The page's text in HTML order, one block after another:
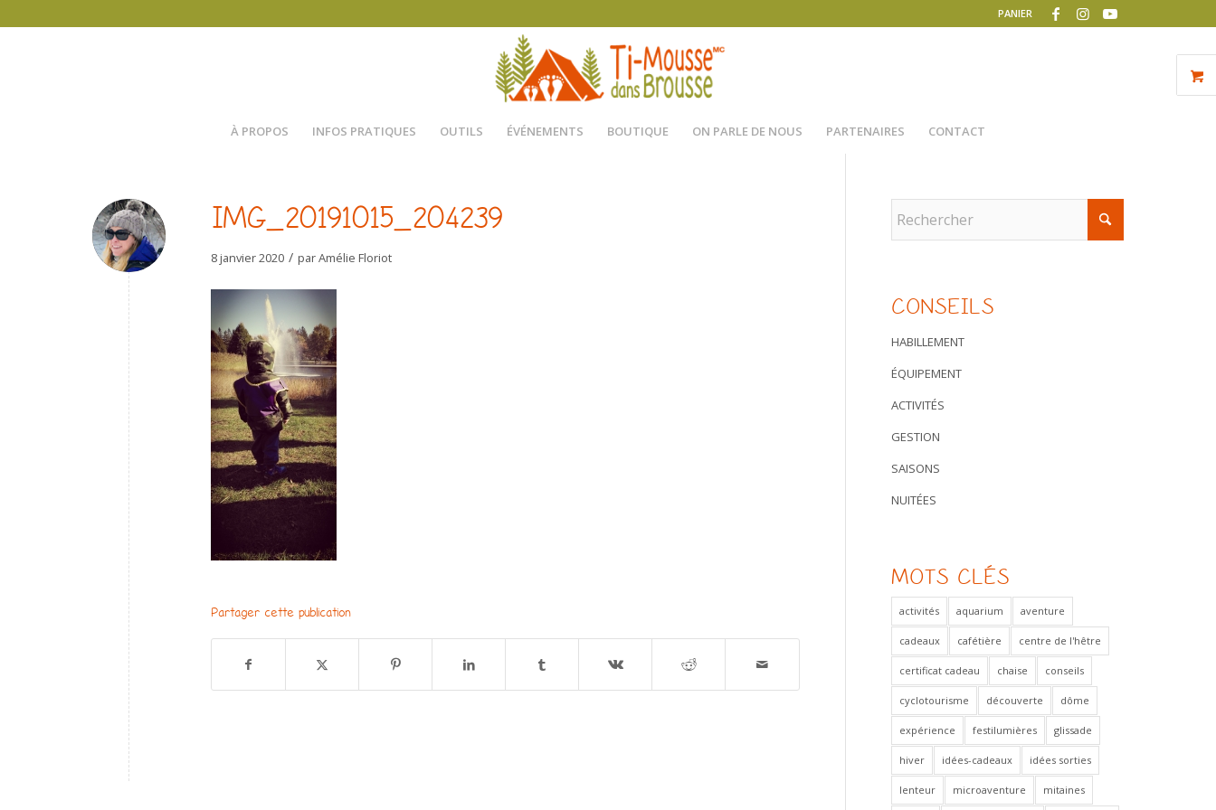
PANIER
À PROPOS INFOS PRATIQUES OUTILS ÉVÉNEMENTS BOUTIQUE ON PARLE DE NOUS PARTENAIRES CONTACT
IMG_20191015_204239
8 janvier 2020 / parAmélie Floriot
Partager cette publication
CONSEILS
HABILLEMENT
ÉQUIPEMENT
ACTIVITÉS
GESTION
SAISONS
NUITÉES
MOTS CLÉS
activités aquarium aventure
cadeaux cafétière centre de l'hêtre
certificat cadeau chaise conseils
cyclotourisme découverte dôme
expérience festilumières glissade
hiver idées-cadeaux idées sorties
lenteur microaventure mitaines